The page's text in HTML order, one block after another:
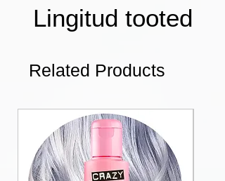
Lingitud tooted
Related Products